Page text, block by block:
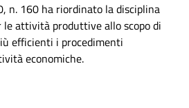
n. 160 ha riordinato la disciplina
le attività produttive allo scopo di
efficienti i procedimenti
economiche.